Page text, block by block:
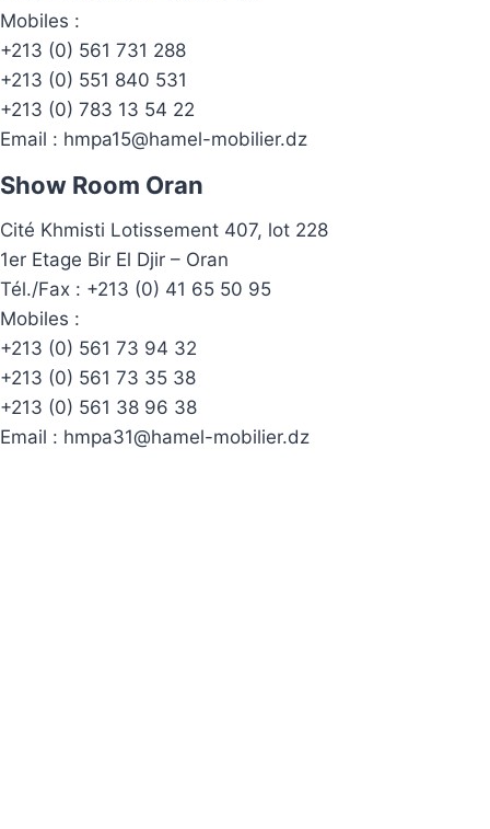
Mobiles :
+213 (0) 561 731 288
+213 (0) 551 840 531
+213 (0) 783 13 54 22
Email : hmpa15@hamel-mobilier.dz
Show Room Oran
Cité Khmisti Lotissement 407, lot 228
1er Etage Bir El Djir – Oran
Tél./Fax : +213 (0) 41 65 50 95
Mobiles :
+213 (0) 561 73 94 32
+213 (0) 561 73 35 38
+213 (0) 561 38 96 38
Email : hmpa31@hamel-mobilier.dz